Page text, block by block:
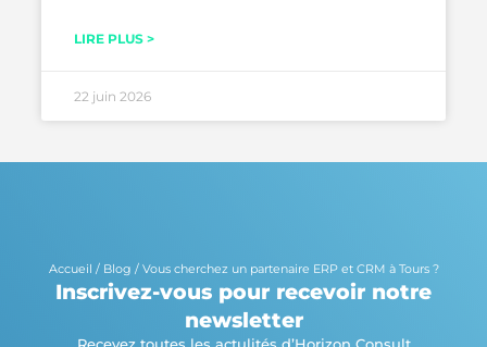
LIRE PLUS >
22 juin 2026
Accueil / Blog / Vous cherchez un partenaire ERP et CRM à Tours ?
Inscrivez-vous pour recevoir notre
newsletter